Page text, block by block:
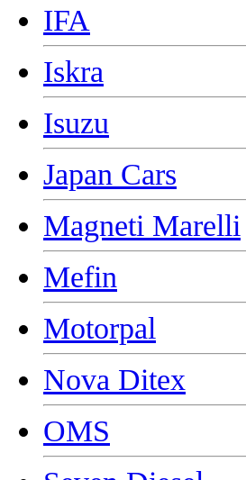
IFA
Iskra
Isuzu
Japan Cars
Magneti Marelli
Mefin
Motorpal
Nova Ditex
OMS